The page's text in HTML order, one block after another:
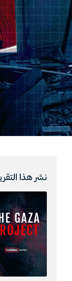
نشر هذا